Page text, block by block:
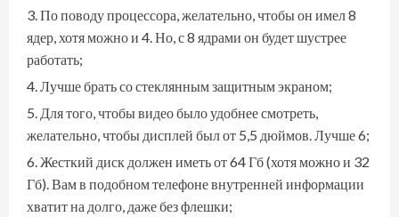
По поводу процессора, желательно, чтобы он имел 8
ядер, хотя можно и 4. Но, с 8 ядрами он будет шустрее
работать;
Лучше брать со стеклянным защитным экраном;
Для того, чтобы видео было удобнее смотреть,
желательно, чтобы дисплей был от 5,5 дюймов. Лучше 6;
Жесткий диск должен иметь от 64 Гб (хотя можно и 32
Гб). Вам в подобном телефоне внутренней информации
хватит на долго, даже без флешки;